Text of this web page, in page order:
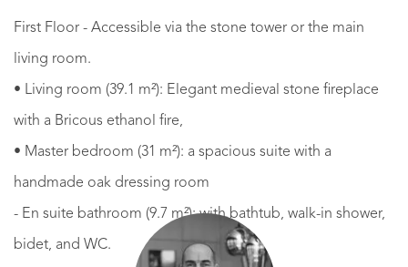
First Floor - Accessible via the stone tower or the main
living room.
• Living room (39.1 m²): Elegant medieval stone fireplace
with a Bricous ethanol fire,
• Master bedroom (31 m²): a spacious suite with a
handmade oak dressing room
- En suite bathroom (9.7 m²): with bathtub, walk-in shower,
bidet, and WC.